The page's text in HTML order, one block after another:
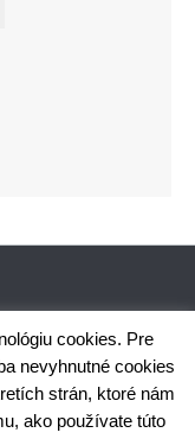
15 Prečín,
IBAN: SK25 5600 0000
cookies. Pre
nevyhnutné cookies
strán, ktoré nám
ako používate túto